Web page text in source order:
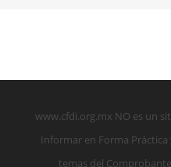
www.cfdi.org.mx NO es un
Informar en Forma Práctica
temas del